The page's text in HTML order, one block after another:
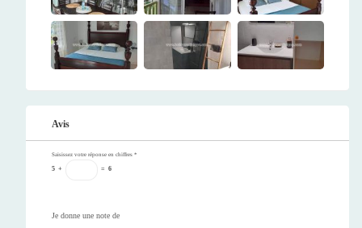
Avis
Saisissez votre réponse en chiffres *
5 + = 6